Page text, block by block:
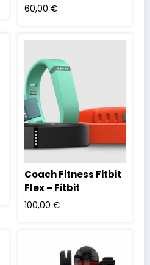
60,00 €
Coach Fitness Fitbit
Flex – Fitbit
100,00 €